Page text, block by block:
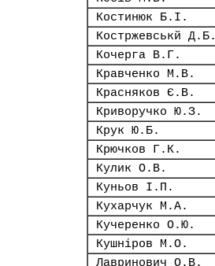
Костинюк Б.І.
Костржевськй Д.Б.
Кочерга В.Г.
Кравченко М.В.
Красняков Є.В.
Криворучко Ю.З.
Крук Ю.Б.
Крючков Г.К.
Кулик О.В.
Куньов І.П.
Кухарчук М.А.
Кучеренко О.Ю.
Кушніров М.О.
Лавринович О.В.